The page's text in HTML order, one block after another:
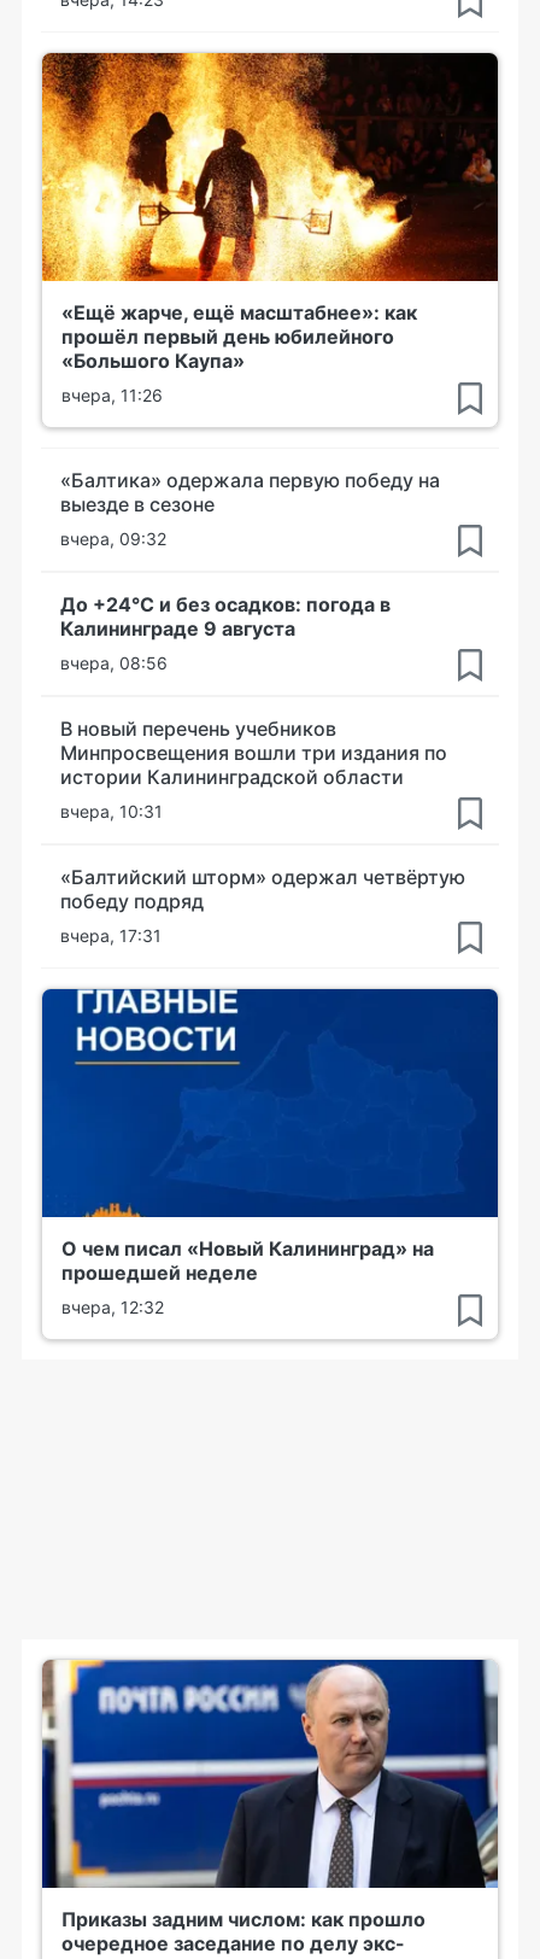
«Ещё жарче, ещё масштабнее»: как
прошёл первый день юбилейного
«Большого Каупа»
вчера, 11:26
«Балтика» одержала первую победу на
выезде в сезоне
вчера, 09:32
До +24°С и без осадков: погода в
Калининграде 9 августа
вчера, 08:56
В новый перечень учебников
Минпросвещения вошли три издания по
истории Калининградской области
вчера, 10:31
«Балтийский шторм» одержал четвёртую
победу подряд
вчера, 17:31
О чем писал «Новый Калининград» на
прошедшей неделе
вчера, 12:32
Приказы задним числом: как прошло
очередное заседание по делу экс-